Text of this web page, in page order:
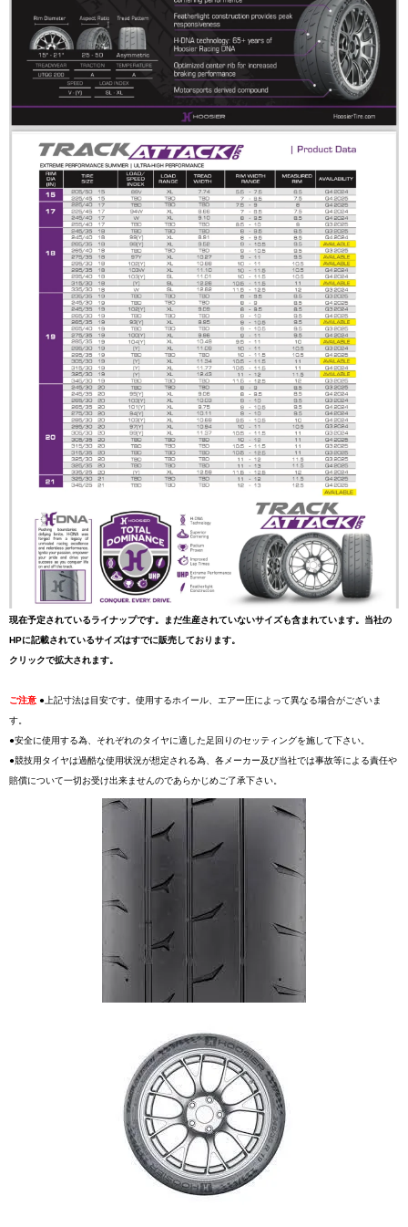
現在予定されているライナップです。まだ生産されていないサイズも含まれています。当社の
HPに記載されているサイズはすでに販売しております。
クリックで拡大されます。
ご注意 ●上記寸法は目安です。使用するホイール、エアー圧によって異なる場合がございま
す。
●安全に使用する為、それぞれのタイヤに適した足回りのセッティングを施して下さい。
●競技用タイヤは過酷な使用状況が想定される為、各メーカー及び当社では事故等による責任や
賠償について一切お受け出来ませんのであらかじめご了承下さい。